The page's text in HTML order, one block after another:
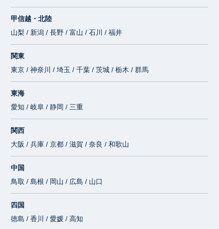
甲信越・北陸
山梨 / 新潟 / 長野 / 富山 / 石川 / 福井
関東
東京 / 神奈川 / 埼玉 / 千葉 / 茨城 / 栃木 / 群馬
東海
愛知 / 岐阜 / 静岡 / 三重
関西
大阪 / 兵庫 / 京都 / 滋賀 / 奈良 / 和歌山
中国
鳥取 / 島根 / 岡山 / 広島 / 山口
四国
徳島 / 香川 / 愛媛 / 高知